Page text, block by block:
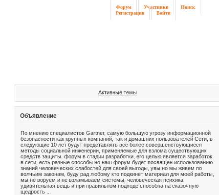
Форум Участники
Поиск
Регистрация
Войти
Активные темы
Объявление
По мнению специалистов Gartner, самую большую угрозу информационной
безопасности как крупных компаний, так и домашних пользователей Сети, в
следующие 10 лет будут представлять все более совершенствующиеся
методы социальной инженерии, применяемые для взлома существующих
средств защиты. форум в стадии разработки, его целью является заработок
в сети, есть разные способы но наш форум будет посвящен использованию
знаний человеческих слабостей для своей выгоды, увы но мы живем по
волчьим законам, буду рад любому кто подкинет материал для моей работы,
мы не воруем и не взламываем системы, человеческая психика
удивительная вещь и при правильном подходе способна на сказочную
щедрость ...